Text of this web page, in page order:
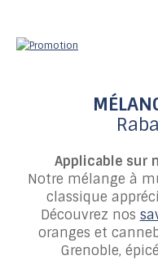
Applicable sur
Notre mélange à
classique
Découvrez nos
oranges et
Grenoble,